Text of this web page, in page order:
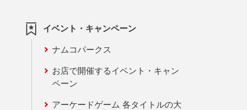
イベント・キャンペーン
ナムコパークス
お店で開催するイベント・キャン
ペーン
アーケードゲーム 各タイトルの大